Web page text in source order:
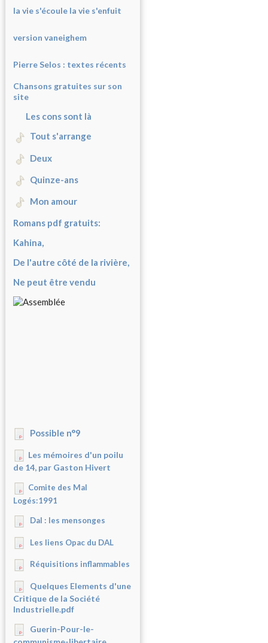
la vie s'écoule la vie s'enfuit
version vaneighem
Pierre Selos : textes récents
Chansons gratuites sur son
site
Les cons sont là
Tout s'arrange
Deux
Quinze-ans
Mon amour
Romans pdf gratuits:
Kahina,
De l'autre côté de la rivière,
Ne peut être vendu
Possible n°9
Les mémoires d'un poilu
de 14, par Gaston Hivert
Comite des Mal
Logés:1991
Dal : les mensonges
Les liens Opac du DAL
Réquisitions inflammables
Quelques Elements d'une
Critique de la Société
Industrielle.pdf
Guerin-Pour-le-